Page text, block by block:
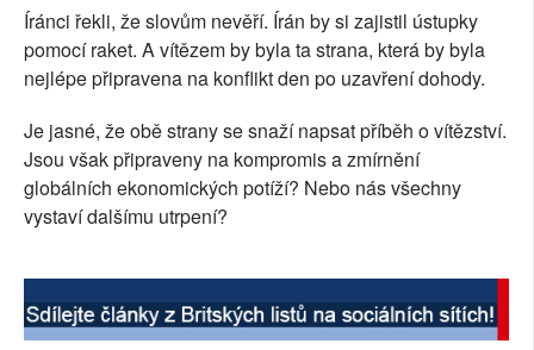
Íránci řekli, že slovům nevěří. Írán by si zajistil ústupky
pomocí raket. A vítězem by byla ta strana, která by byla
nejlépe připravena na konflikt den po uzavření dohody.
Je jasné, že obě strany se snaží napsat příběh o vítězství.
Jsou však připraveny na kompromis a zmírnění
globálních ekonomických potíží? Nebo nás všechny
vystaví dalšímu utrpení?